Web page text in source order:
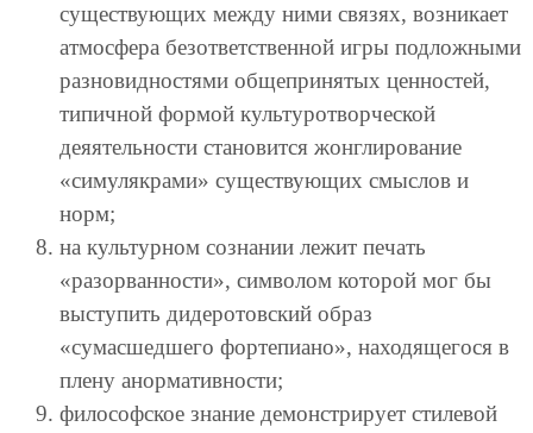
существующих между ними связях, возникает
атмосфера безответственной игры подложными
разновидностями общепринятых ценностей,
типичной формой культуротворческой
деяятельности становится жонглирование
«симулякрами» существующих смыслов и
норм;
на культурном сознании лежит печать
«разорванности», символом которой мог бы
выступить дидеротовский образ
«сумасшедшего фортепиано», находящегося в
плену анормативности;
философское знание демонстрирует стилевой